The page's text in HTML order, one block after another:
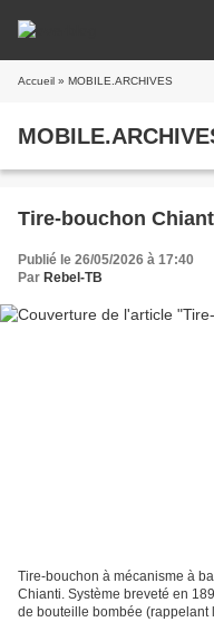
Accueil » MOBILE.ARCHIVES
Tire-bouchon
Publié le 26/05/2026 à 17:40
Par Rebel-TB
Tire-bouchon à mécanisme à
Chianti. Système breveté en
de bouteille bombée (rappelant